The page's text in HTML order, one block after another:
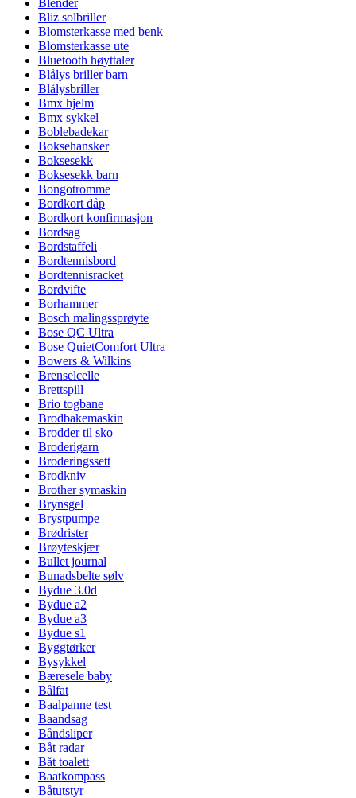
Blender
Bliz solbriller
Blomsterkasse med benk
Blomsterkasse ute
Bluetooth høyttaler
Blålys briller barn
Blålysbriller
Bmx hjelm
Bmx sykkel
Boblebadekar
Boksehansker
Boksesekk
Boksesekk barn
Bongotromme
Bordkort dåp
Bordkort konfirmasjon
Bordsag
Bordstaffeli
Bordtennisbord
Bordtennisracket
Bordvifte
Borhammer
Bosch malingssprøyte
Bose QC Ultra
Bose QuietComfort Ultra
Bowers & Wilkins
Brenselcelle
Brettspill
Brio togbane
Brodbakemaskin
Brodder til sko
Broderigarn
Broderingssett
Brodkniv
Brother symaskin
Brynsgel
Brystpumpe
Brødrister
Brøyteskjær
Bullet journal
Bunadsbelte sølv
Bydue 3.0d
Bydue a2
Bydue a3
Bydue s1
Byggtørker
Bysykkel
Bæresele baby
Bålfat
Baalpanne test
Baandsag
Båndsliper
Båt radar
Båt toalett
Baatkompass
Båtutstyr